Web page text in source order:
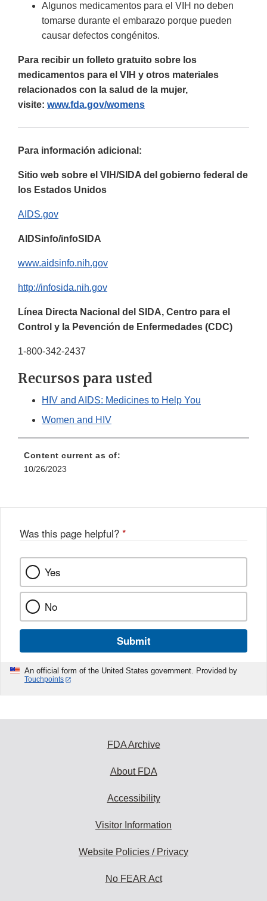
Algunos medicamentos para el VIH no deben
tomarse durante el embarazo porque pueden
causar defectos congénitos.
Para recibir un folleto gratuito sobre los
medicamentos para el VIH y otros materiales
relacionados con la salud de la mujer,
visite: www.fda.gov/womens
Para información adicional:
Sitio web sobre el VIH/SIDA del gobierno federal de
los Estados Unidos
AIDS.gov
AIDSinfo/infoSIDA
www.aidsinfo.nih.gov
http://infosida.nih.gov
Línea Directa Nacional del SIDA, Centro para el
Control y la Pevención de Enfermedades (CDC)
1-800-342-2437
Recursos para usted
HIV and AIDS: Medicines to Help You
Women and HIV
Content current as of:
10/26/2023
Was this page helpful? *
Yes
No
Submit
An official form of the United States government. Provided by
Touchpoints
FDA Archive
About FDA
Accessibility
Visitor Information
Website Policies / Privacy
No FEAR Act